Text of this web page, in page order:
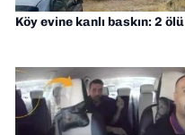
Köy evine kanlı baskın: 2 ölü